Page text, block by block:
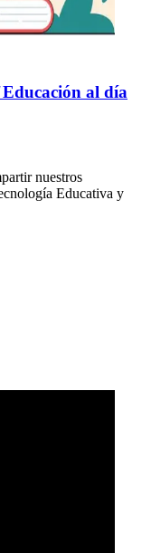
al día
nuestros
Educativa y